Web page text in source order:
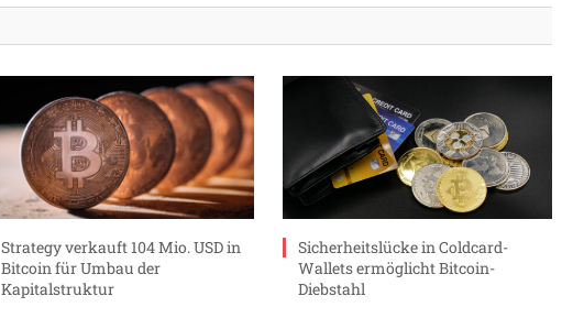
Strategy verkauft 104 Mio. USD in
Bitcoin für Umbau der
Kapitalstruktur
Sicherheitslücke in Coldcard-
Wallets ermöglicht Bitcoin-
Diebstahl